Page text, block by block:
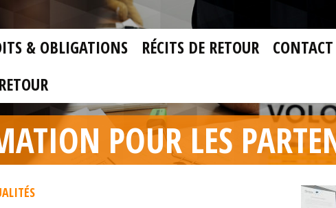
& OBLIGATIONS RÉCITS DE RETOUR CONTACT
POUR LES